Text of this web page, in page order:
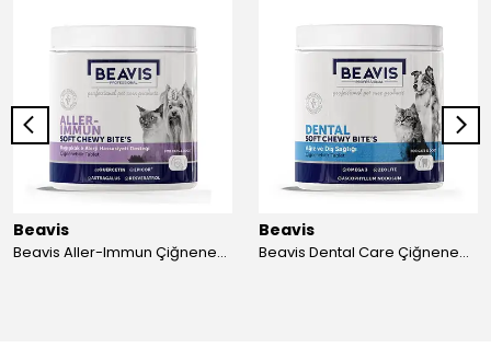
Beavis
Beavis Aller-Immun Çiğnenebilir Tablet 105 gr - 3 Adet
Beavis
Beavis Dental Care Çiğnenebilir Tablet 105 gr - 3 Adet